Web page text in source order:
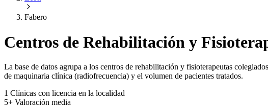
Fabero
Centros de Rehabilitación y
La base de datos agrupa a los centros de rehabilitación y fisioterapeutas
de maquinaria clínica (radiofrecuencia) y el volumen de pacientes tratados.
1 Clínicas con licencia en la localidad
5+ Valoración media